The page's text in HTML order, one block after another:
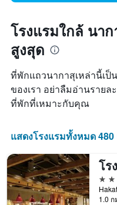
โรงแรมใกล้ นา
สูงสุด
ที่พักแถวนากาสุเหล่านี้เ
ของเรา อย่าลืมอ่านรายล
ที่พักที่เหมาะกับคุณ
แสดงโรงแรมทั้งหมด 480
3 ด
1.0 ก